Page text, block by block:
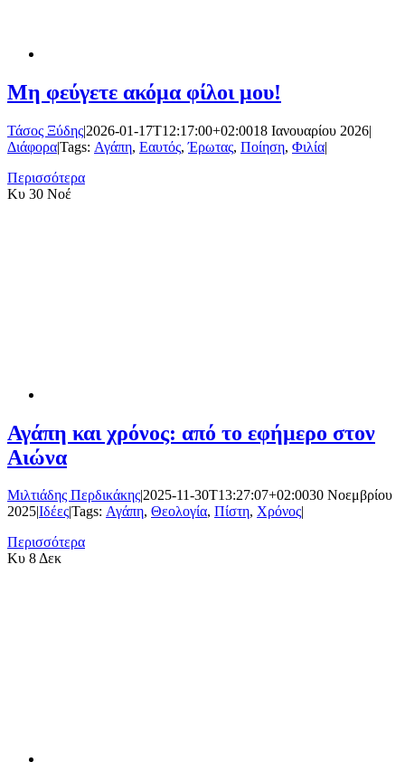
Μη φεύγετε ακόμα φίλοι μου!
Τάσος Ξύδης|2026-01-17T12:17:00+02:0018 Ιανουαρίου 2026|
Διάφορα|Tags: Αγάπη, Εαυτός,Έρωτας, Ποίηση, Φιλία|
Περισσότερα
Κυ 30 Νοέ
Αγάπη και χρόνος: από το εφήμερο στον
Αιώνα
Μιλτιάδης Περδικάκης|2025-11-30T13:27:07+02:0030 Νοεμβρίου
2025|Ιδέες|Tags: Αγάπη, Θεολογία, Πίστη, Χρόνος|
Περισσότερα
Κυ 8 Δεκ